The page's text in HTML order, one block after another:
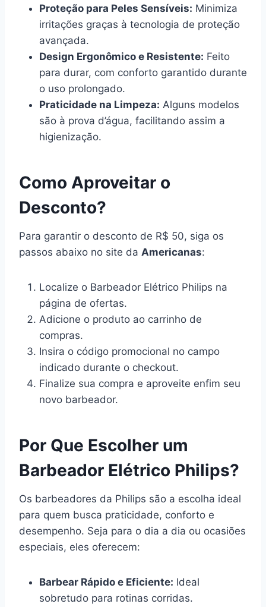
Proteção para Peles Sensíveis: Minimiza
irritações graças à tecnologia de proteção
avançada.
Design Ergonômico e Resistente: Feito
para durar, com conforto garantido durante
o uso prolongado.
Praticidade na Limpeza: Alguns modelos
são à prova d’água, facilitando assim a
higienização.
Como Aproveitar o
Desconto?
Para garantir o desconto de R$ 50, siga os
passos abaixo no site da Americanas:
Localize o Barbeador Elétrico Philips na
página de ofertas.
Adicione o produto ao carrinho de
compras.
Insira o código promocional no campo
indicado durante o checkout.
Finalize sua compra e aproveite enfim seu
novo barbeador.
Por Que Escolher um
Barbeador Elétrico Philips?
Os barbeadores da Philips são a escolha ideal
para quem busca praticidade, conforto e
desempenho. Seja para o dia a dia ou ocasiões
especiais, eles oferecem:
Barbear Rápido e Eficiente: Ideal
sobretudo para rotinas corridas.